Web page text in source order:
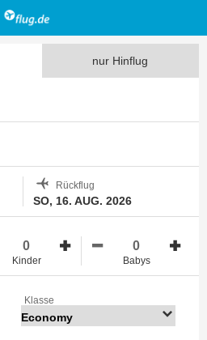
nur Hinflug
Rückflug
SO, 16. AUG. 2026
Kinder Babys
Klasse